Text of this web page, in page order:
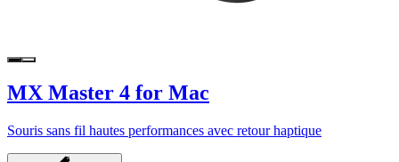
MX Master 4 for Mac
Souris sans fil hautes performances avec retour haptique